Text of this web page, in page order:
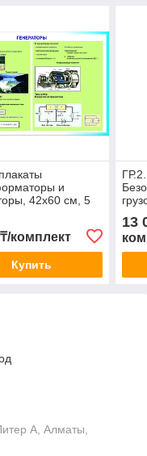
и
42х60 см, 5
комплект
Купить
13
А, Алматы,